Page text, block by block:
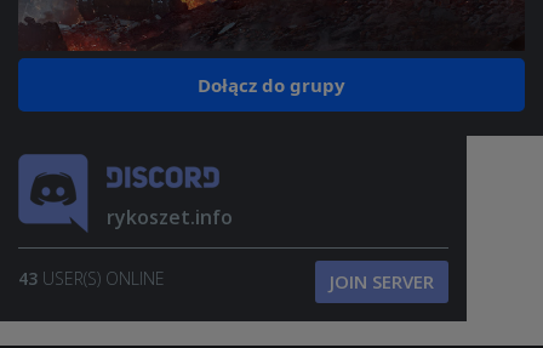
Dołącz do grupy
rykoszet.info
43 USER(S) ONLINE JOIN SERVER